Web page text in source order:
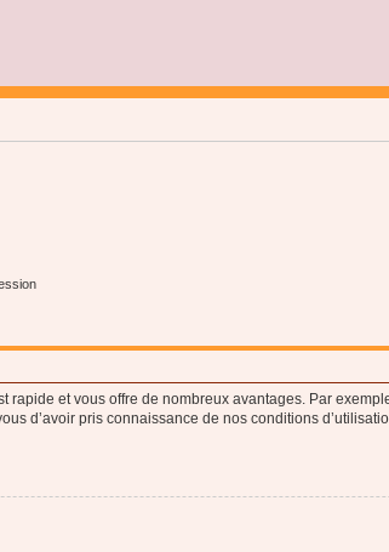
rapide et vous offre de nombreux avantages. Par
d’avoir pris connaissance de nos conditions